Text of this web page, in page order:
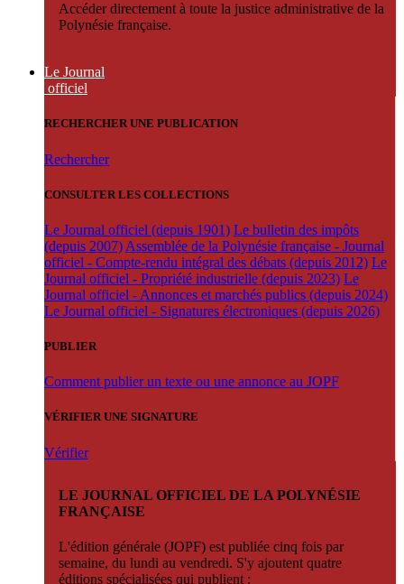
Accéder directement à toute la justice administrative de la
Polynésie française.
Le Journal
officiel
RECHERCHER UNE PUBLICATION
Rechercher
CONSULTER LES COLLECTIONS
Le Journal officiel (depuis 1901) Le bulletin des impôts
(depuis 2007) Assemblée de la Polynésie française - Journal
officiel - Compte-rendu intégral des débats (depuis 2012) Le
Journal officiel - Propriété industrielle (depuis 2023) Le
Journal officiel - Annonces et marchés publics (depuis 2024)
Le Journal officiel - Signatures électroniques (depuis 2026)
PUBLIER
Comment publier un texte ou une annonce au JOPF
VÉRIFIER UNE SIGNATURE
Vérifier
LE JOURNAL OFFICIEL DE LA POLYNÉSIE
FRANÇAISE
L'édition générale (JOPF) est publiée cinq fois par
semaine, du lundi au vendredi. S'y ajoutent quatre
éditions spécialisées qui publient :